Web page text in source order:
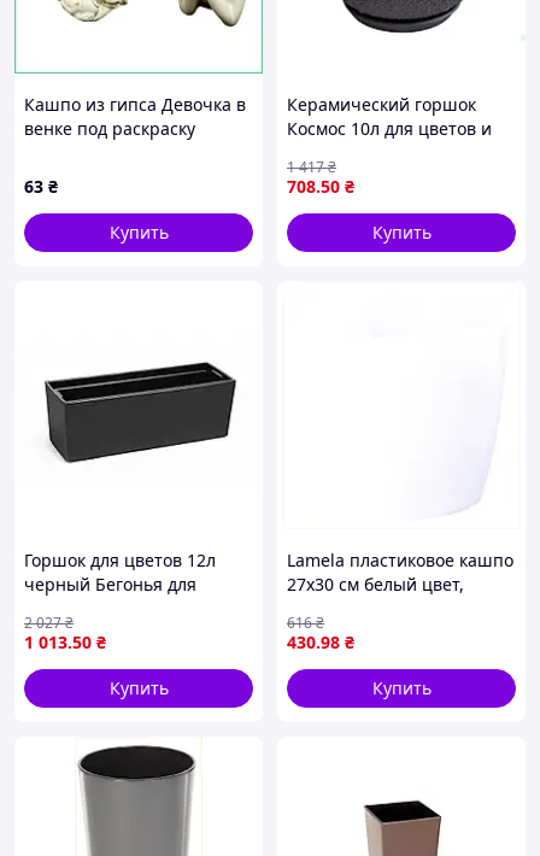
Кашпо из гипса Девочка в
венке под раскраску
подсвечник органайзер
95х25 мм
63 ₴
Купить
Керамический горшок
Космос 10л для цветов и
прочный для украшения
интерьера
708.50 ₴
1 417₴
Купить
Горшок для цветов 12л
черный Бегонья для
поддоном LAMELA
1 013.50 ₴
2 027₴
Купить
Lamela пластиковое кашпо
27х30 см белый цвет,
430.98 ₴
616₴
Купить